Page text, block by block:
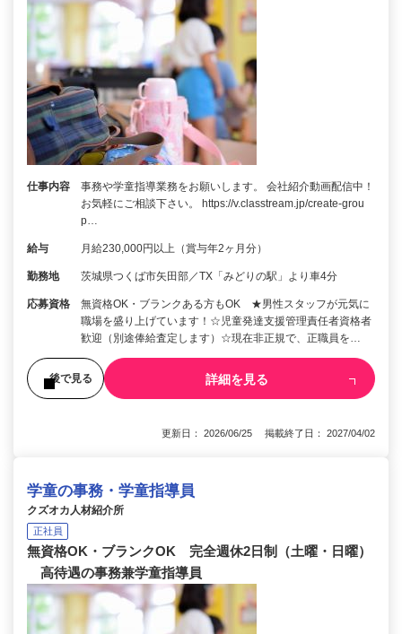
仕事内容
事務や学童指導業務をお願いします。 会社紹介動画配信中！
お気軽にご相談下さい。 https://v.classtream.jp/create-grou
p…
給与 月給230,000円以上（賞与年2ヶ月分）
勤務地 茨城県つくば市矢田部／TX「みどりの駅」より車4分
応募資格
無資格OK・ブランクある方もOK ★男性スタッフが元気に
職場を盛り上げています！☆児童発達支援管理責任者資格者
歓迎（別途俸給査定します）☆現在非正規で、正職員を…
後で見る 詳細を見る
更新日： 2026/06/25 掲載終了日： 2027/04/02
学童の事務・学童指導員
クズオカ人材紹介所
正社員
無資格OK・ブランクOK 完全週休2日制（土曜・日曜）
高待遇の事務兼学童指導員